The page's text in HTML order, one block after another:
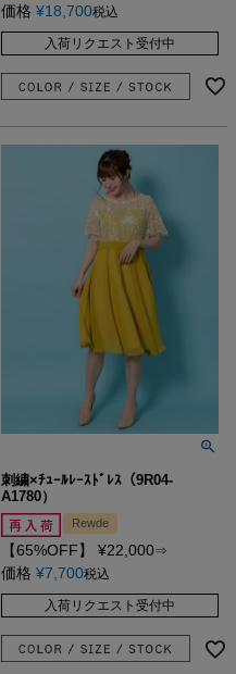
価格 ¥18,700税込
入荷リクエスト受付中
刺繍×ﾁｭｰﾙﾚｰｽﾄﾞﾚｽ（9R04-
A1780）
Rewde
【65%OFF】 ¥22,000⇒
価格 ¥7,700税込
入荷リクエスト受付中